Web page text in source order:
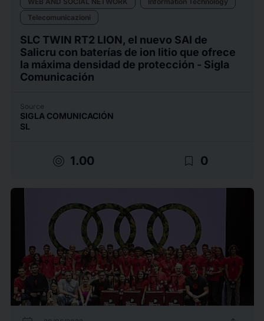
Telecomunicazioni
SLC TWIN RT2 LION, el nuevo SAI de
Salicru con baterías de ion litio que ofrece
la máxima densidad de protección - Sigla
Comunicación
Source
SIGLA COMUNICACIÓN
SL
target 1.00 bookmark_border 0